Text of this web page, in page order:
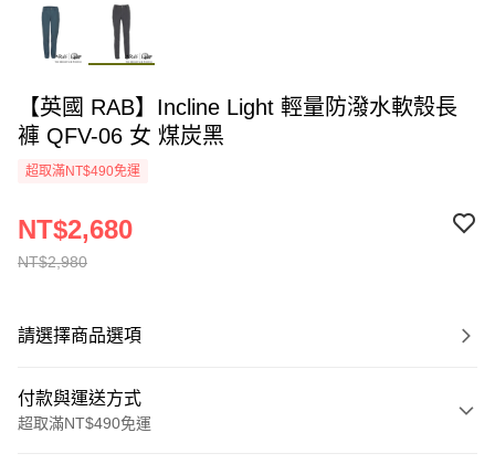
【英國 RAB】Incline Light 輕量防潑水軟殼長
褲 QFV-06 女 煤炭黑
超取滿NT$490免運
NT$2,980
NT$2,680
請選擇商品選項
付款與運送方式
超取滿NT$490免運